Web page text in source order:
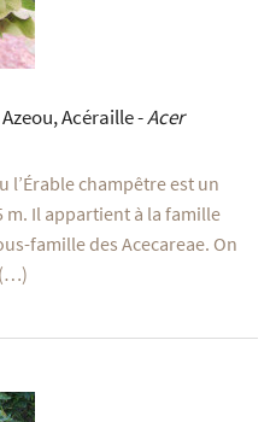
Acéraille -Acer
l’Érable champêtre est un
m. Il appartient à la famille
famille des Acecareae. On
(…)